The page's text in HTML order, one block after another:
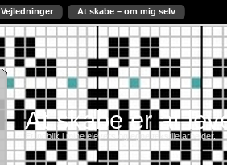
Vejledninger At skabe – om mig selv
At skabe er at
Et indblik i mine elevers og egne tekstile arbejder.